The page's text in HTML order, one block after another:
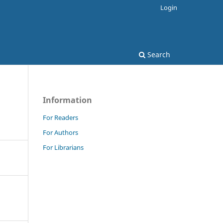
Search
Login
Information
For Readers
For Authors
For Librarians